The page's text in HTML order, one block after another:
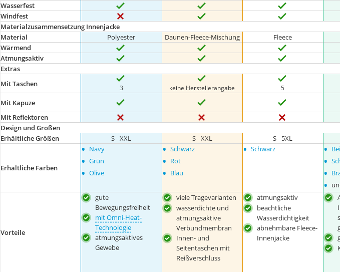
Wasserfest
Windfest
Materialzusammensetzung Innenjacke
Material
Polyester Daunen-Fleece-Mischung Fleece
Wärmend
Atmungsaktiv
Extras
Mit Taschen
3 keine Herstellerangabe 5
Mit Kapuze
Mit Reflektoren
Design und Größen
Erhältliche Größen
S - XXL S - XXL S - 5XL
Erhältliche Farben
• Navy
• Grün
• Olive
• Schwarz
• Rot
• Blau
• Schwarz •
•
•
•
Vorteile
gute
Bewegungsfreiheit
mit Omni-Heat-
Technologie
atmungsaktives
Gewebe
viele Tragevarianten
wasserdichte und
atmungsaktive
Verbundmembran
Innen- und
Seitentaschen mit
Reißverschluss
atmungsaktiv
beachtliche
Wasserdichtigkeit
abnehmbare Fleece-
Innenjacke